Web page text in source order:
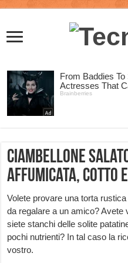
Ciambellone
affumicata, cotto
Volete provare una torta
da regalare a un amico? Avete
siete stanchi delle solite
pochi nutrienti? In tal caso la
vostro.